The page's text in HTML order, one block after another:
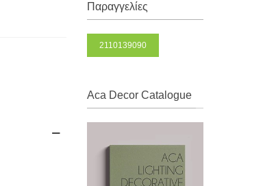
Παραγγελίες
2110139090
Aca Decor Catalogue